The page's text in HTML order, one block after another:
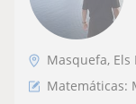
Masquefa, Els
Matemáticas: